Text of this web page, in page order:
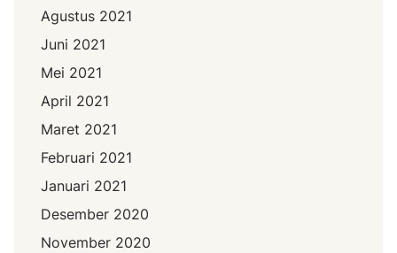
Agustus 2021
Juni 2021
Mei 2021
April 2021
Maret 2021
Februari 2021
Januari 2021
Desember 2020
November 2020